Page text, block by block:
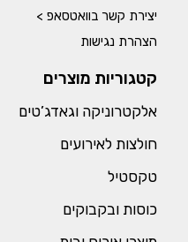
יצירת קשר בוואטסאפ >
הצהרת נגישות
קטגוריות מוצרים
אלקטרוניקה וגאדג’טים
חולצות לאירועים
טקסטיל
כוסות ובקבוקים